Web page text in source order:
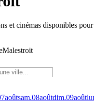
et cinémas disponibles
Malestroit
aoûtsam.08aoûtdim.09août